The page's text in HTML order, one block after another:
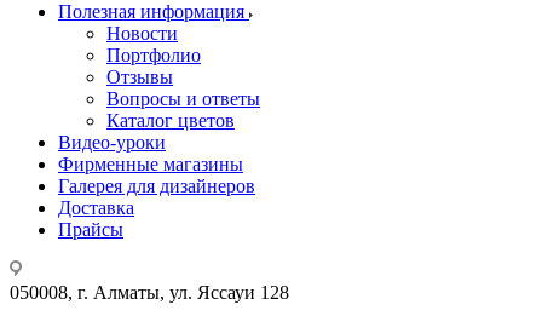
Полезная информация
Новости
Портфолио
Отзывы
Вопросы и ответы
Каталог цветов
Видео-уроки
Фирменные магазины
Галерея для дизайнеров
Доставка
Прайсы
050008, г. Алматы, ул. Яссауи 128